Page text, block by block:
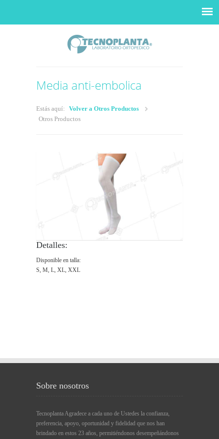
Media anti-embolica
Estás aquí: Volver a Otros Productos
Otros Productos
Detalles:
Disponible en talla:
S, M, L, XL, XXL
Sobre nosotros
Tecnoplanta Agradece a cada uno de Ustedes la confianza,
preferencia, apoyo, oportunidad y fidelidad que nos han
brindado en estos 23 años, permitiéndonos desempeñándonos